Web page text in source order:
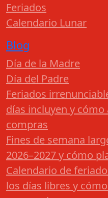
Feriados
Calendario Lunar
Blog
Día de la Madre
Día del Padre
Feriados
días incluyen y
compras
Fines de semana
2026–2027 y cómo
Calendario de
los días libres y